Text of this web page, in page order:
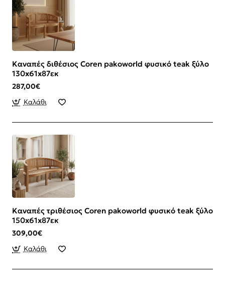
Καναπές διθέσιος Coren pakoworld φυσικό teak ξύλο
130x61x87εκ
287,00€
Καλάθι
Καναπές τριθέσιος Coren pakoworld φυσικό teak ξύλο
150x61x87εκ
309,00€
Καλάθι